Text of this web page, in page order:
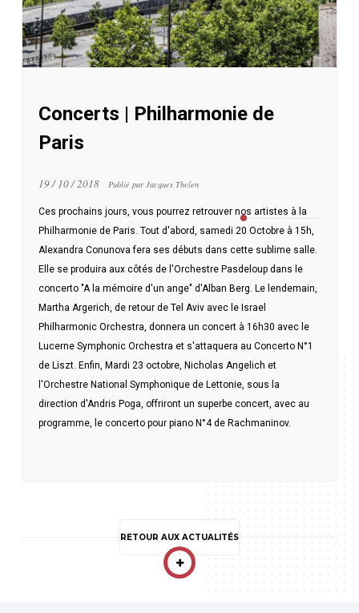
Concerts | Philharmonie de
Paris
19 / 10 / 2018 Publié par Jacques Thelen
Ces prochains jours, vous pourrez retrouver nos artistes à la
Philharmonie de Paris. Tout d'abord, samedi 20 Octobre à 15h,
Alexandra Conunova fera ses débuts dans cette sublime salle.
Elle se produira aux côtés de l'Orchestre Pasdeloup dans le
concerto "A la mémoire d'un ange" d'Alban Berg. Le lendemain,
Martha Argerich, de retour de Tel Aviv avec le Israel
Philharmonic Orchestra, donnera un concert à 16h30 avec le
Lucerne Symphonic Orchestra et s'attaquera au Concerto N°1
de Liszt. Enfin, Mardi 23 octobre, Nicholas Angelich et
l'Orchestre National Symphonique de Lettonie, sous la
direction d'Andris Poga, offriront un superbe concert, avec au
programme, le concerto pour piano N°4 de Rachmaninov.
RETOUR AUX ACTUALITÉS